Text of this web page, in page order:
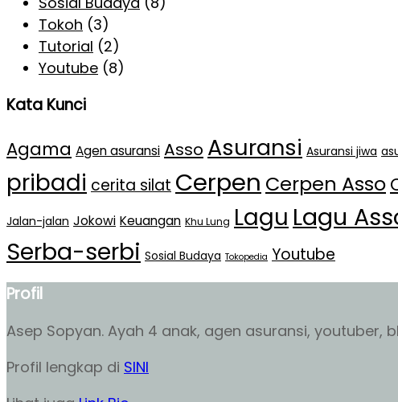
Tokoh (3)
Tutorial (2)
Youtube (8)
Kata Kunci
Agama Agen asuransi Asso Asuransi Asuransi jiwa
pribadi cerita silat Cerpen Cerpen Asso
Jalan-jalan Jokowi Keuangan Khu Lung Lagu Lagu
Serba-serbi Sosial Budaya Tokopedia Youtube
Profil
Asep Sopyan. Ayah 4 anak, agen asuransi,
Profil lengkap di SINI